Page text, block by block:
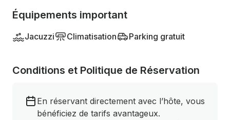
Équipements important
Jacuzzi Climatisation Parking gratuit
Conditions et Politique de Réservation
En réservant directement avec l’hôte, vous
bénéficiez de tarifs avantageux.